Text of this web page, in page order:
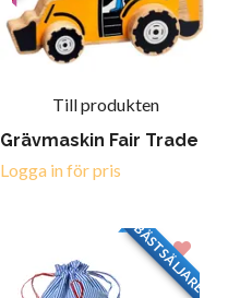
Till produkten
Grävmaskin Fair Trade
Logga in för pris
BÄSTSÄLJARE